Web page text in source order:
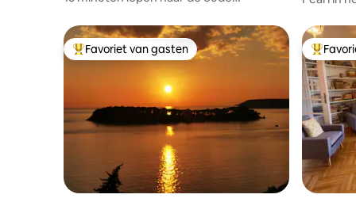
Topfavoriet van gasten
Favoriet van gasten